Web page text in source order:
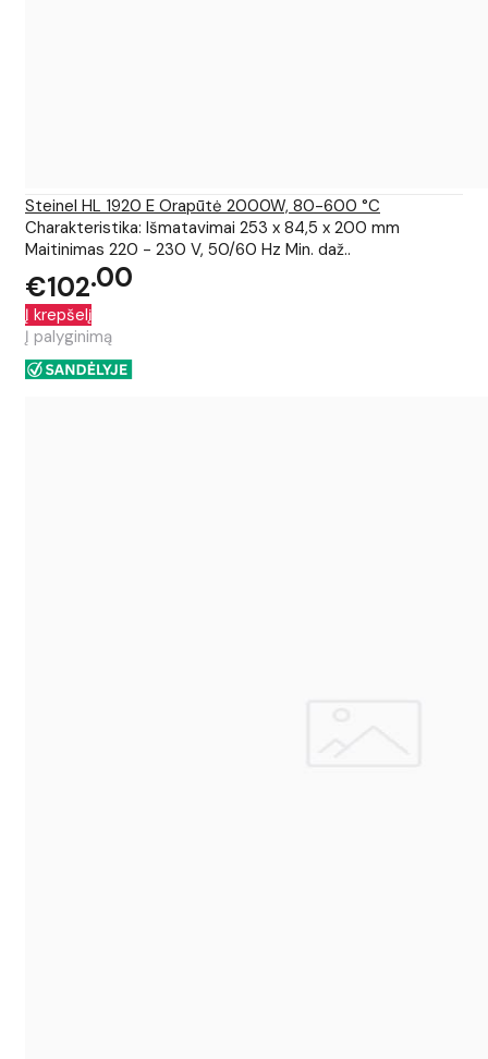
Steinel HL 1920 E Orapūtė 2000W, 80-600 °C
Charakteristika: Išmatavimai 253 x 84,5 x 200 mm
Maitinimas 220 - 230 V, 50/60 Hz Min. daž..
€102 00
Į krepšelį
Į palyginimą